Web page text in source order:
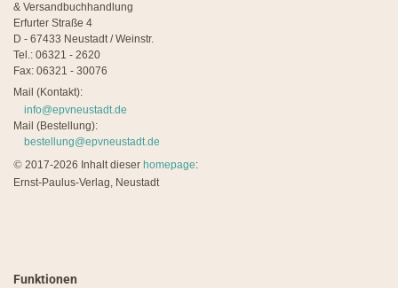
& Versandbuchhandlung
Erfurter Straße 4
D - 67433 Neustadt / Weinstr.
Tel.: 06321 - 2620
Fax: 06321 - 30076
Mail (Kontakt):
info@epvneustadt.de
Mail (Bestellung):
bestellung@epvneustadt.de
© 2017-2026 Inhalt dieser homepage:
Ernst-Paulus-Verlag, Neustadt
Funktionen